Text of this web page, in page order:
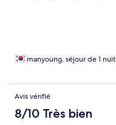
manyoung, séjour de 1 nuit
Avis vérifié
8/10 Très bien